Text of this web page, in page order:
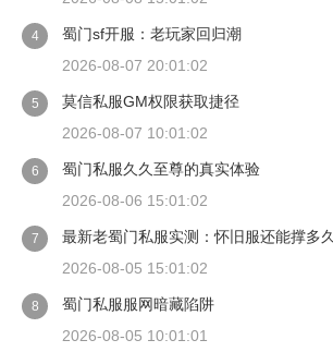
4
蜀门sf开服：老玩家回归潮
2026-08-07 20:01:02
5
莫信私服GM权限获取捷径
2026-08-07 10:01:02
6
蜀门私服久久至尊的真实体验
2026-08-06 15:01:02
7
最新老蜀门私服实测：怀旧服还能撑多久
2026-08-05 15:01:02
8
蜀门私服服网暗藏陷阱
2026-08-05 10:01:01